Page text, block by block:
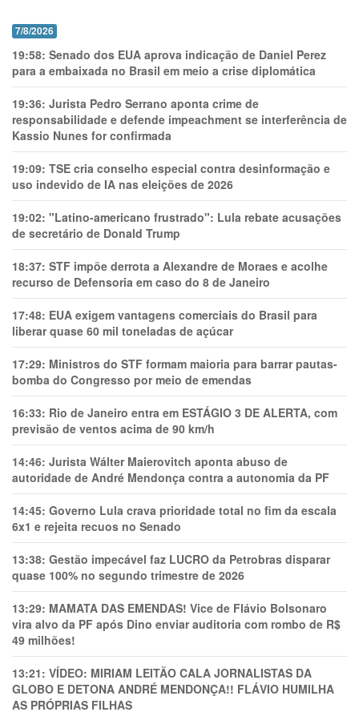
7/8/2026
19:58: Senado dos EUA aprova indicação de Daniel Perez
para a embaixada no Brasil em meio a crise diplomática
19:36: Jurista Pedro Serrano aponta crime de
responsabilidade e defende impeachment se interferência de
Kassio Nunes for confirmada
19:09: TSE cria conselho especial contra desinformação e
uso indevido de IA nas eleições de 2026
19:02: "Latino-americano frustrado": Lula rebate acusações
de secretário de Donald Trump
18:37: STF impõe derrota a Alexandre de Moraes e acolhe
recurso de Defensoria em caso do 8 de Janeiro
17:48: EUA exigem vantagens comerciais do Brasil para
liberar quase 60 mil toneladas de açúcar
17:29: Ministros do STF formam maioria para barrar pautas-
bomba do Congresso por meio de emendas
16:33: Rio de Janeiro entra em ESTÁGIO 3 DE ALERTA, com
previsão de ventos acima de 90 km/h
14:46: Jurista Wálter Maierovitch aponta abuso de
autoridade de André Mendonça contra a autonomia da PF
14:45: Governo Lula crava prioridade total no fim da escala
6x1 e rejeita recuos no Senado
13:38: Gestão impecável faz LUCRO da Petrobras disparar
quase 100% no segundo trimestre de 2026
13:29: MAMATA DAS EMENDAS! Vice de Flávio Bolsonaro
vira alvo da PF após Dino enviar auditoria com rombo de R$
49 milhões!
13:21: VÍDEO: MIRIAM LEITÃO CALA JORNALISTAS DA
GLOBO E DETONA ANDRÉ MENDONÇA!! FLÁVIO HUMILHA
AS PRÓPRIAS FILHAS